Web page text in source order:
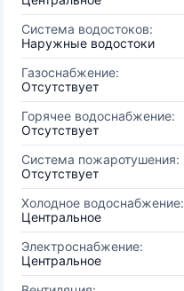
Система водостоков:
Наружные водостоки
Газоснабжение:
Отсутствует
Горячее водоснабжение:
Отсутствует
Система пожаротушения:
Отсутствует
Холодное водоснабжение:
Центральное
Электроснабжение:
Центральное